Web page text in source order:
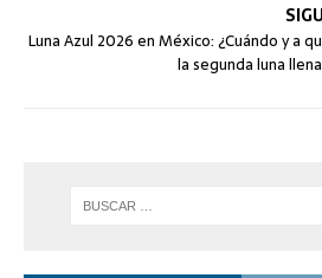
Luna Azul 2026 en México: ¿Cuándo y a
la segunda luna